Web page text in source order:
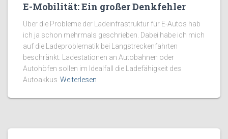
E-Mobilität: Ein großer Denkfehler
Über die Probleme der Ladeinfrastruktur für E-Autos hab
ich ja schon mehrmals geschrieben. Dabei habe ich mich
auf die Ladeproblematik bei Langstreckenfahrten
beschränkt. Ladestationen an Autobahnen oder
Autohöfen sollen im Idealfall die Ladefähigkeit des
Autoakkus Weiterlesen